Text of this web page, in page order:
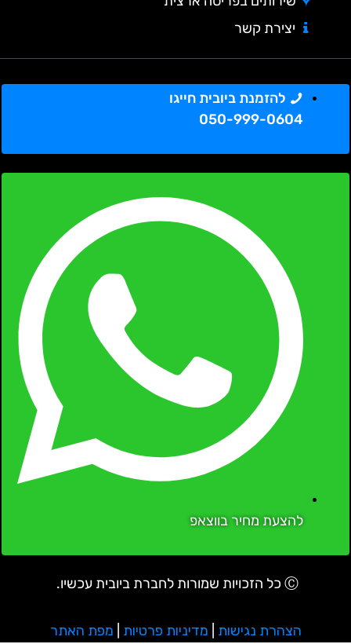
יצירת קשר
להזמנת ביובית חייגו
050-999-0604
להצעת מחיר בווצאפ
Ⓒ כל הזכויות שמורות לחברת ביובית עכשיו.
הצהרת נגישות| מדיניות פרטיות| מפת האתר